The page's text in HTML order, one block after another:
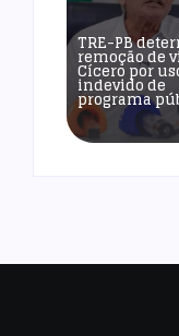
TRE-PB
remoção de
Cícero por
indevido de
programa